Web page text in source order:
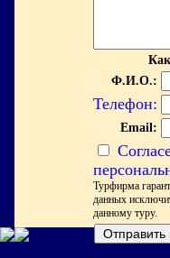
Ф.И.О.:
Телефон:
Email:
Турфирма
данных
данному туру.